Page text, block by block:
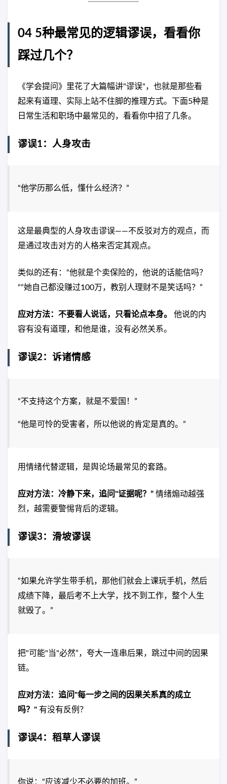
04 5种最常见的逻辑谬误，看看你
踩过几个？
《学会提问》里花了大篇幅讲"谬误"，也就是那些看
起来有道理、实际上站不住脚的推理方式。下面5种是
日常生活和职场中最常见的，看看你中招了几条。
谬误1：人身攻击
“他学历那么低，懂什么经济？”
这是最典型的人身攻击谬误——不反驳对方的观点，而
是通过攻击对方的人格来否定其观点。
类似的还有：“他就是个卖保险的，他说的话能信吗？
““她自己都没赚过100万，教别人理财不是笑话吗？”
应对方法：不要看人说话，只看论点本身。
他说的内
容有没有道理，和他是谁，没有必然关系。
谬误2：诉诸情感
“不支持这个方案，就是不爱国！”
“他是可怜的受害者，所以他说的肯定是真的。”
用情绪代替逻辑，是舆论场最常见的套路。
应对方法：冷静下来，追问"证据呢？” 情绪煽动越强
烈，越需要警惕背后的逻辑。
谬误3：滑坡谬误
“如果允许学生带手机，那他们就会上课玩手机，然后
成绩下降，最后考不上大学，找不到工作，整个人生
就毁了。”
把"可能"当"必然”，夸大一连串后果，跳过中间的因果
链。
应对方法：追问"每一步之间的因果关系真的成立
吗？" 有没有反例？
谬误4：稻草人谬误
你说：“应该减少不必要的加班。”